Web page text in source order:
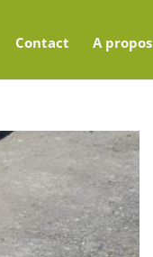
Contact A propos